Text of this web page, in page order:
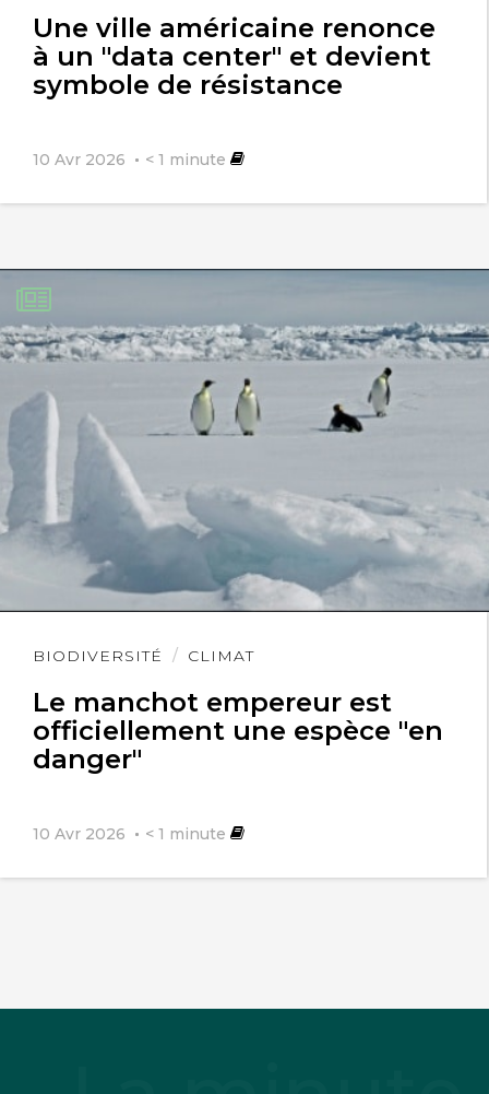
Une ville américaine renonce
à un "data center" et devient
symbole de résistance
10 Avr 2026 < 1 minute
BIODIVERSITÉ CLIMAT
Le manchot empereur est
officiellement une espèce "en
danger"
10 Avr 2026 < 1 minute
Lire